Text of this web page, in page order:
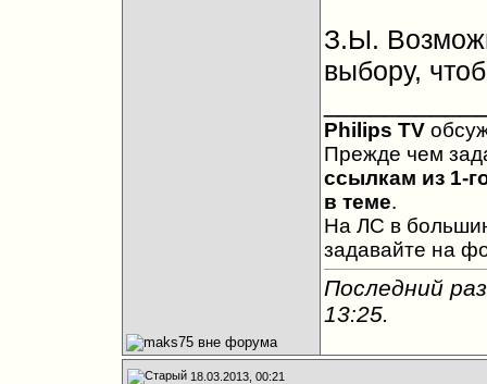
З.Ы.
выбору,
Philips TV
Прежде чем
ссылкам из 1-
в теме.
На ЛС в
задавайте на
Последний
13:25.
18.03.2013, 00:21